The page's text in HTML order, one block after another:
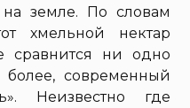
земле. По словам
хмельной нектар
ни одно
современный
Неизвестно где